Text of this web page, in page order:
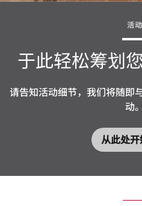
活动
于此轻松筹划
请告知活动细节，我们将随即
动。
从此处